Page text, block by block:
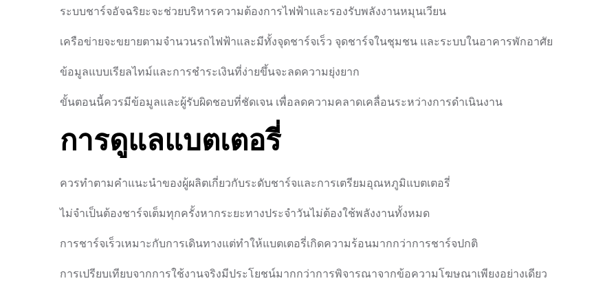
ระบบชาร์จอัจฉริยะจะช่วยบริหารความต้องการไฟฟ้าและรองรับพลังงานหมุนเวียน
เครือข่ายจะขยายตามจำนวนรถไฟฟ้าและมีทั้งจุดชาร์จเร็ว จุดชาร์จในชุมชน และระบบในอาคารพักอาศัย
ข้อมูลแบบเรียลไทม์และการชำระเงินที่ง่ายขึ้นจะลดความยุ่งยาก
ขั้นตอนนี้ควรมีข้อมูลและผู้รับผิดชอบที่ชัดเจน เพื่อลดความคลาดเคลื่อนระหว่างการดำเนินงาน
การดูแลแบตเตอรี่
ควรทำตามคำแนะนำของผู้ผลิตเกี่ยวกับระดับชาร์จและการเตรียมอุณหภูมิแบตเตอรี่
ไม่จำเป็นต้องชาร์จเต็มทุกครั้งหากระยะทางประจำวันไม่ต้องใช้พลังงานทั้งหมด
การชาร์จเร็วเหมาะกับการเดินทางแต่ทำให้แบตเตอรี่เกิดความร้อนมากกว่าการชาร์จปกติ
การเปรียบเทียบจากการใช้งานจริงมีประโยชน์มากกว่าการพิจารณาจากข้อความโฆษณาเพียงอย่างเดียว